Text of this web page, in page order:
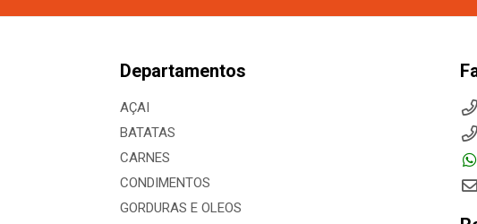
Departamentos
AÇAI
BATATAS
CARNES
CONDIMENTOS
GORDURAS E OLEOS